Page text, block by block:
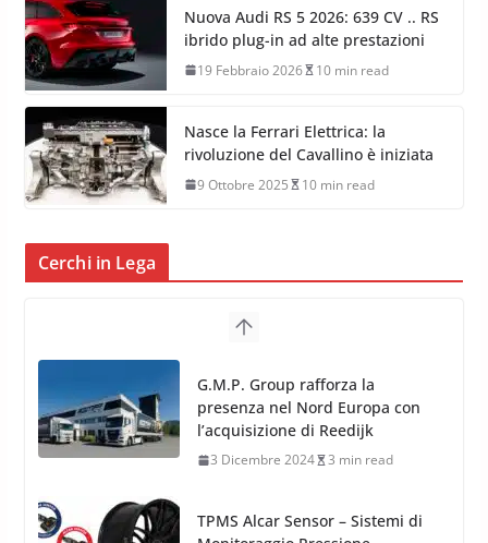
Nuova Audi RS 5 2026: 639 CV .. RS
ibrido plug-in ad alte prestazioni
19 Febbraio 2026 10 min read
Nasce la Ferrari Elettrica: la
rivoluzione del Cavallino è iniziata
9 Ottobre 2025 10 min read
Cerchi in Lega
TPMS Alcar Sensor – Sistemi di
Monitoraggio Pressione
Pneumatici
4 Aprile 2022 3 min read
Cerchi in Lega Mercedes: Novità